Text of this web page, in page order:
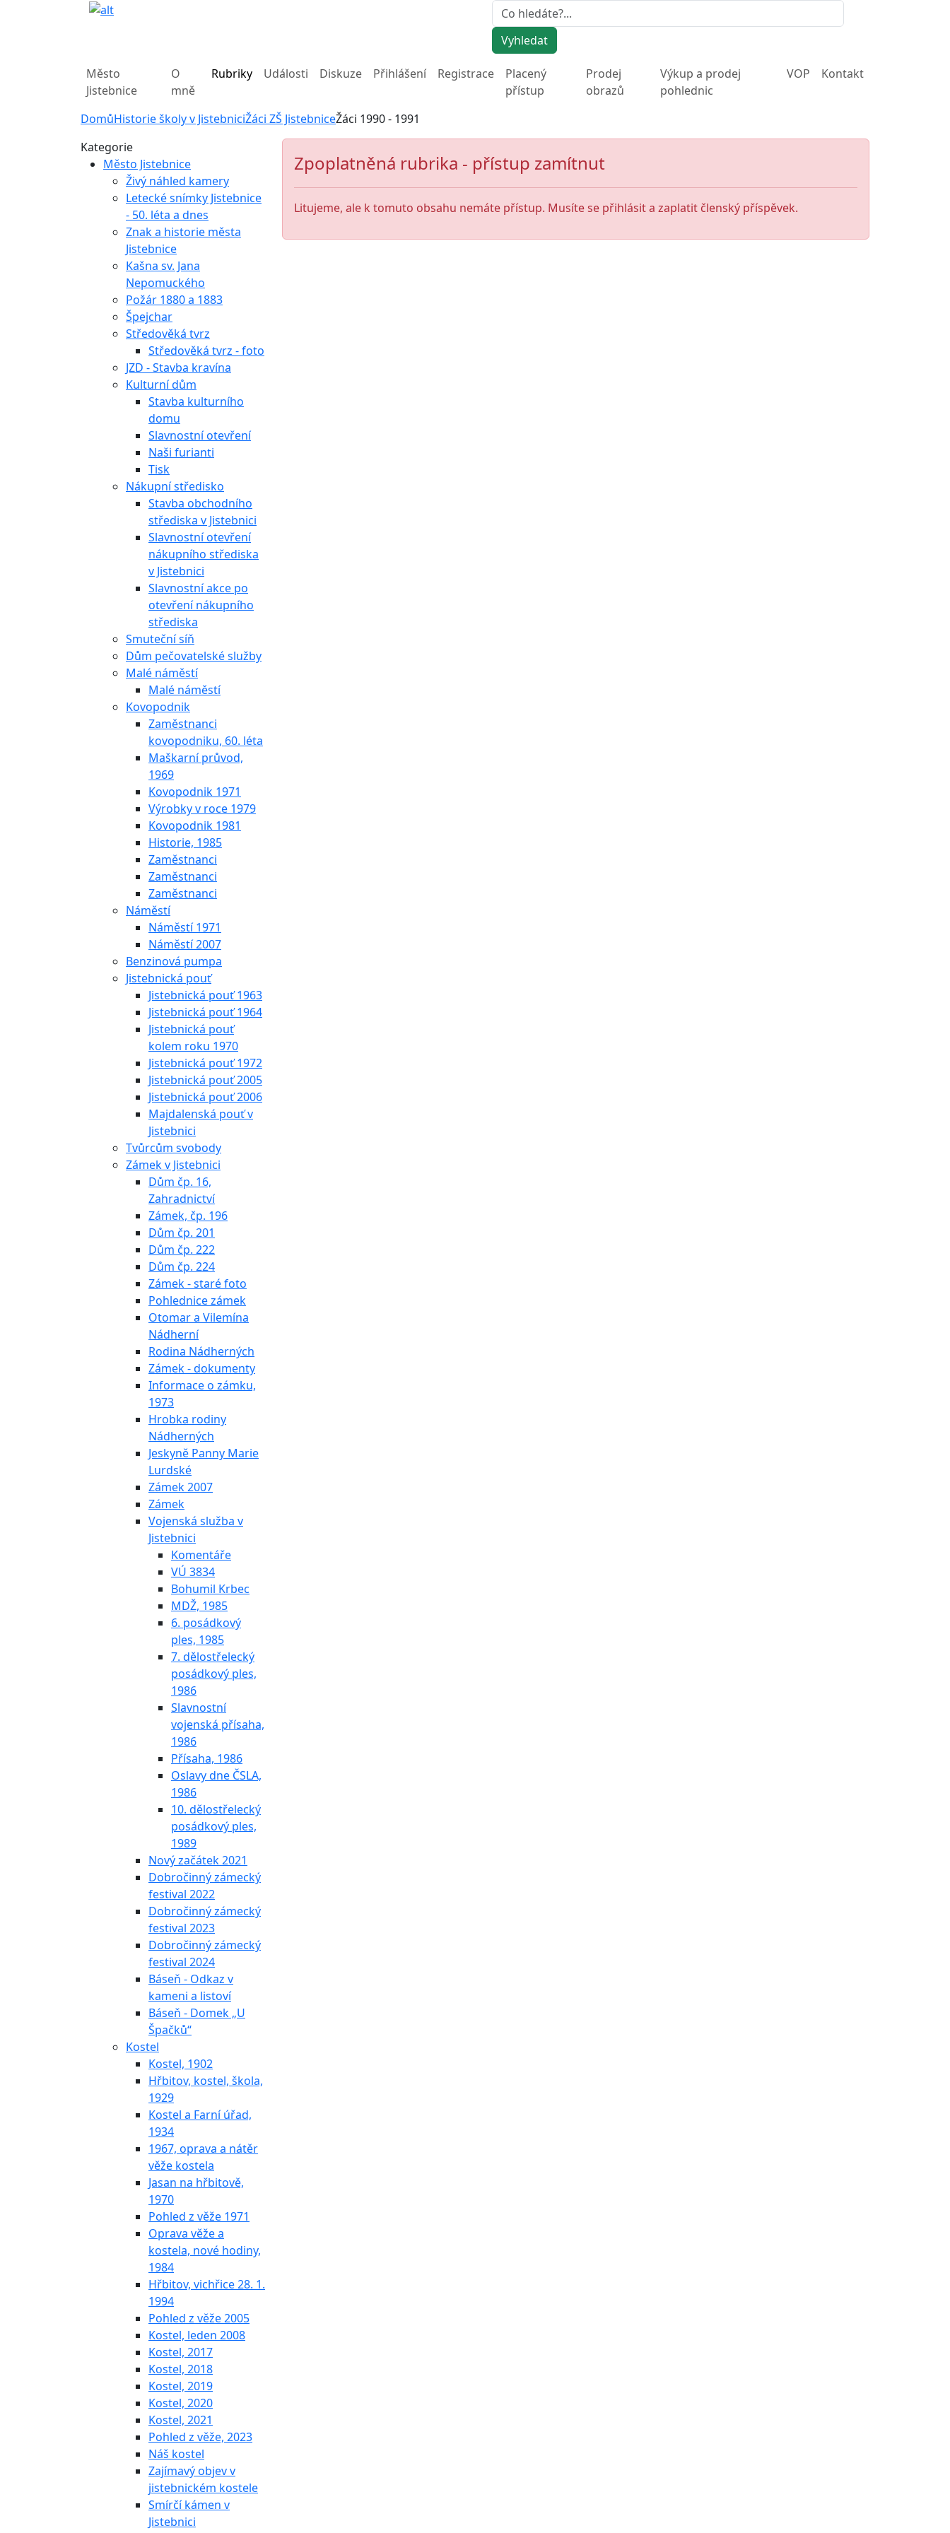
Vyhledat
Město
Jistebnice
O
mně
Rubriky Události Diskuze Přihlášení Registrace
Placený
přístup
Prodej
obrazů
Výkup a prodej
pohlednic
VOP Kontakt
DomůHistorie školy v JistebniciŽáci ZŠ JistebniceŽáci 1990 - 1991
Zpoplatněná rubrika - přístup zamítnut
Litujeme, ale k tomuto obsahu nemáte přístup. Musíte se přihlásit a zaplatit členský příspěvek.
Kategorie
Město Jistebnice
Živý náhled kamery
Letecké snímky Jistebnice
- 50. léta a dnes
Znak a historie města
Jistebnice
Kašna sv. Jana
Nepomuckého
Požár 1880 a 1883
Špejchar
Středověká tvrz
Středověká tvrz - foto
JZD - Stavba kravína
Kulturní dům
Stavba kulturního
domu
Slavnostní otevření
Naši furianti
Tisk
Nákupní středisko
Stavba obchodního
střediska v Jistebnici
Slavnostní otevření
nákupního střediska
v Jistebnici
Slavnostní akce po
otevření nákupního
střediska
Smuteční síň
Dům pečovatelské služby
Malé náměstí
Malé náměstí
Kovopodnik
Zaměstnanci
kovopodniku, 60. léta
Maškarní průvod,
1969
Kovopodnik 1971
Výrobky v roce 1979
Kovopodnik 1981
Historie, 1985
Zaměstnanci
Zaměstnanci
Zaměstnanci
Náměstí
Náměstí 1971
Náměstí 2007
Benzinová pumpa
Jistebnická pouť
Jistebnická pouť 1963
Jistebnická pouť 1964
Jistebnická pouť
kolem roku 1970
Jistebnická pouť 1972
Jistebnická pouť 2005
Jistebnická pouť 2006
Majdalenská pouť v
Jistebnici
Tvůrcům svobody
Zámek v Jistebnici
Dům čp. 16,
Zahradnictví
Zámek, čp. 196
Dům čp. 201
Dům čp. 222
Dům čp. 224
Zámek - staré foto
Pohlednice zámek
Otomar a Vilemína
Nádherní
Rodina Nádherných
Zámek - dokumenty
Informace o zámku,
1973
Hrobka rodiny
Nádherných
Jeskyně Panny Marie
Lurdské
Zámek 2007
Zámek
Vojenská služba v
Jistebnici
Komentáře
VÚ 3834
Bohumil Krbec
MDŽ, 1985
6. posádkový
ples, 1985
7. dělostřelecký
posádkový ples,
1986
Slavnostní
vojenská přísaha,
1986
Přísaha, 1986
Oslavy dne ČSLA,
1986
10. dělostřelecký
posádkový ples,
1989
Nový začátek 2021
Dobročinný zámecký
festival 2022
Dobročinný zámecký
festival 2023
Dobročinný zámecký
festival 2024
Báseň - Odkaz v
kameni a listoví
Báseň - Domek „U
Špačků“
Kostel
Kostel, 1902
Hřbitov, kostel, škola,
1929
Kostel a Farní úřad,
1934
1967, oprava a nátěr
věže kostela
Jasan na hřbitově,
1970
Pohled z věže 1971
Oprava věže a
kostela, nové hodiny,
1984
Hřbitov, vichřice 28. 1.
1994
Pohled z věže 2005
Kostel, leden 2008
Kostel, 2017
Kostel, 2018
Kostel, 2019
Kostel, 2020
Kostel, 2021
Pohled z věže, 2023
Náš kostel
Zajímavý objev v
jistebnickém kostele
Smírčí kámen v
Jistebnici